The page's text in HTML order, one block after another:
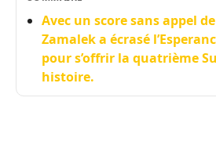
Avec un score sans appel
Zamalek a écrasé
pour s’offrir la quatrième
histoire.